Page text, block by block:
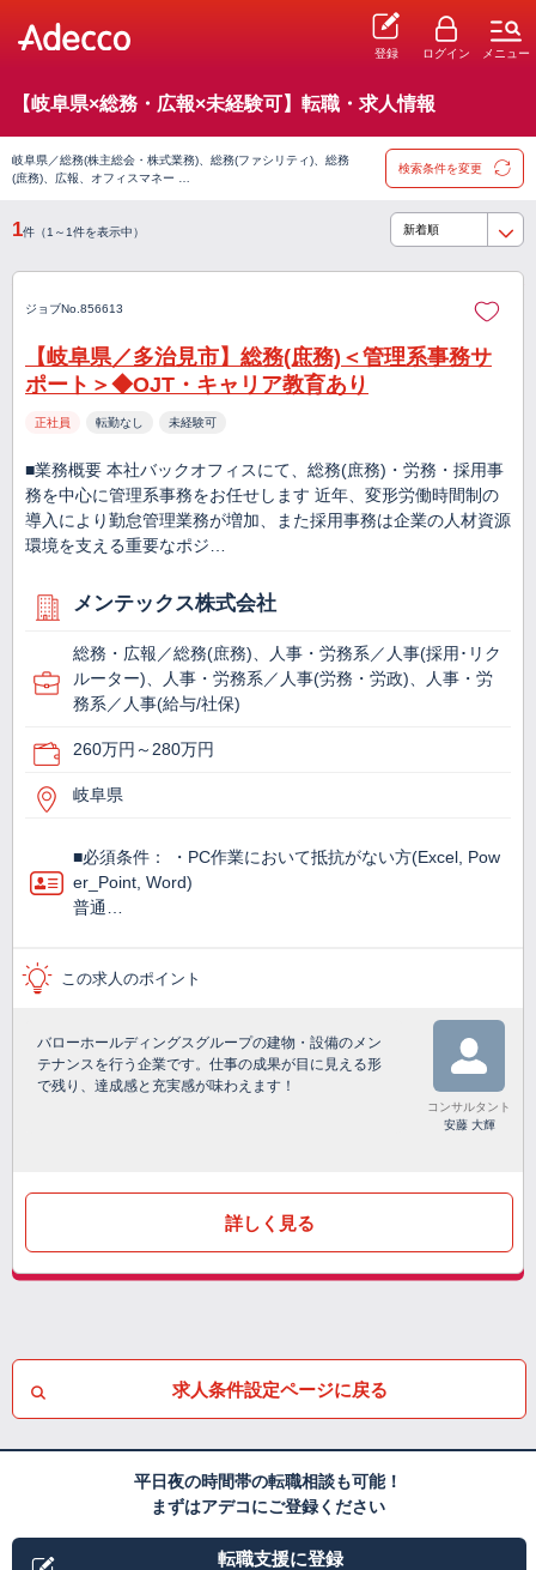
登録 ログイン メニュー
【岐阜県×総務・広報×未経験可】転職・求人情報
岐阜県／総務(株主総会・株式業務)、総務(ファシリティ)、総務
(庶務)、広報、オフィスマネー …
検索条件を変更
1件（1～1件を表示中）
ジョブNo.856613
【岐阜県／多治見市】総務(庶務)＜管理系事務サ
ポート＞◆OJT・キャリア教育あり
正社員 転勤なし 未経験可
■業務概要 本社バックオフィスにて、総務(庶務)・労務・採用事
務を中心に管理系事務をお任せします 近年、変形労働時間制の
導入により勤怠管理業務が増加、また採用事務は企業の人材資源
環境を支える重要なポジ…
メンテックス株式会社
総務・広報／総務(庶務)、人事・労務系／人事(採用･リク
ルーター)、人事・労務系／人事(労務・労政)、人事・労
務系／人事(給与/社保)
260万円～280万円
岐阜県
■必須条件： ・PC作業において抵抗がない方(Excel, Pow
er_Point, Word)
普通…
この求人のポイント
バローホールディングスグループの建物・設備のメン
テナンスを行う企業です。仕事の成果が目に見える形
で残り、達成感と充実感が味わえます！
コンサルタント
安藤 大輝
詳しく見る
求人条件設定ページに戻る
平日夜の時間帯の転職相談も可能！
まずはアデコにご登録ください
転職支援に登録